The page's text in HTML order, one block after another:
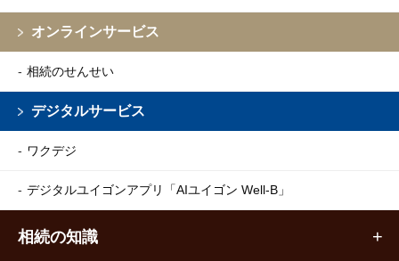
オンラインサービス
相続のせんせい
デジタルサービス
ワクデジ
デジタルユイゴンアプリ 「AIユイゴン Well-B」
相続の知識